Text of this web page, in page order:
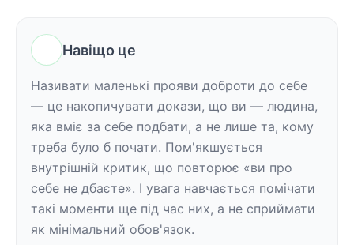
Навіщо це
Називати маленькі прояви доброти до себе
— це накопичувати докази, що ви — людина,
яка вміє за себе подбати, а не лише та, кому
треба було б почати. Пом'якшується
внутрішній критик, що повторює «ви про
себе не дбаєте». І увага навчається помічати
такі моменти ще під час них, а не сприймати
як мінімальний обов'язок.